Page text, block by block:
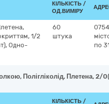
КІЛЬКІСТЬ /
ОД.ВИМІРУ
1/2
Одно-
60
штука
по
Полігліколід,
КІЛЬКІСТЬ /